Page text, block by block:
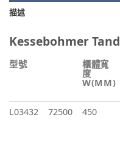
描述
Kessebohmer
型號 櫃體寬
度
W(MM)
L03432 72500 450